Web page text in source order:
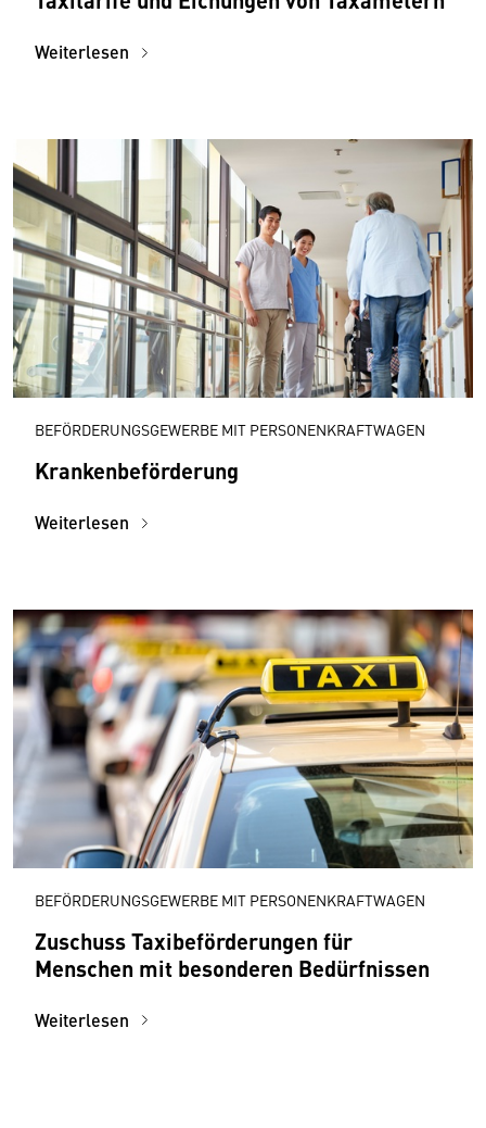
Weiterlesen
BEFÖRDERUNGSGEWERBE MIT PERSONENKRAFTWAGEN
Krankenbeförderung
Weiterlesen
BEFÖRDERUNGSGEWERBE MIT PERSONENKRAFTWAGEN
Zuschuss Taxibeförderungen für
Menschen mit besonderen Bedürfnissen
Weiterlesen